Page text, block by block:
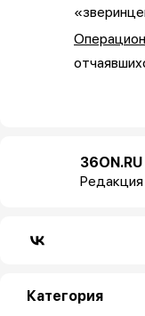
36ON.RU
Редакция
Категория